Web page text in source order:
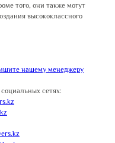
того, они также могут
высококлассного
нашему менеджеру
сетях: